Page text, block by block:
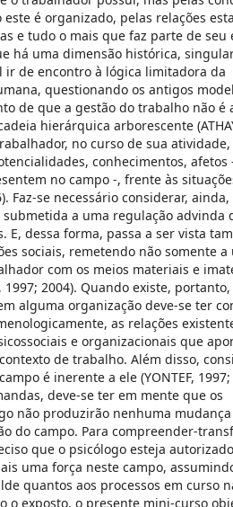
é organizado, pelas relações
e tudo o mais que faz parte de seu
há uma dimensão histórica,
ir de encontro à lógica limitadora da
questionando os antigos
de que a gestão do trabalho não é
hierárquica arborescente
no curso de sua
conhecimentos, afetos
no campo -, frente às
Faz-se necessário considerar,
a uma regulação advinda
E, dessa forma, passa a ser vista
sociais, remetendo não somente a
com os meios materiais e
1997; 2004). Quando existe, portanto,
alguma organização deve-se ter
as relações
e organizacionais que
de trabalho. Além disso,
é inerente a ele (YONTEF, 1997;
deve-se ter em mente que os
não produzirão nenhuma mudança
do campo. Para compreender-
que o psicólogo esteja
uma força neste campo,
quantos aos processos em curso
o exposto, o presente mini-curso